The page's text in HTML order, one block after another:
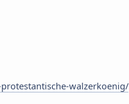
walzerkoenig/